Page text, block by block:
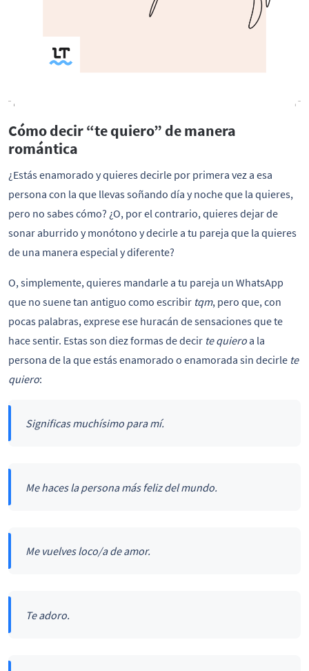
Cómo decir “te quiero” de manera
romántica
¿Estás enamorado y quieres decirle por primera vez a esa
persona con la que llevas soñando día y noche que la quieres,
pero no sabes cómo? ¿O, por el contrario, quieres dejar de
sonar aburrido y monótono y decirle a tu pareja que la quieres
de una manera especial y diferente?
O, simplemente, quieres mandarle a tu pareja un WhatsApp
que no suene tan antiguo como escribir tqm, pero que, con
pocas palabras, exprese ese huracán de sensaciones que te
hace sentir. Estas son diez formas de decir te quieroa la
persona de la que estás enamorado o enamorada sin decirle te
quiero:
Significas muchísimo para mí.
Me haces la persona más feliz del mundo.
Me vuelves loco/a de amor.
Te adoro.